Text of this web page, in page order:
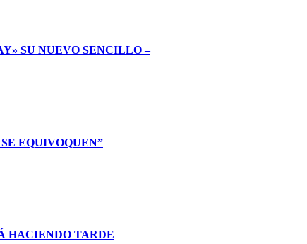
SU NUEVO SENCILLO –
EQUIVOQUEN”
HACIENDO TARDE